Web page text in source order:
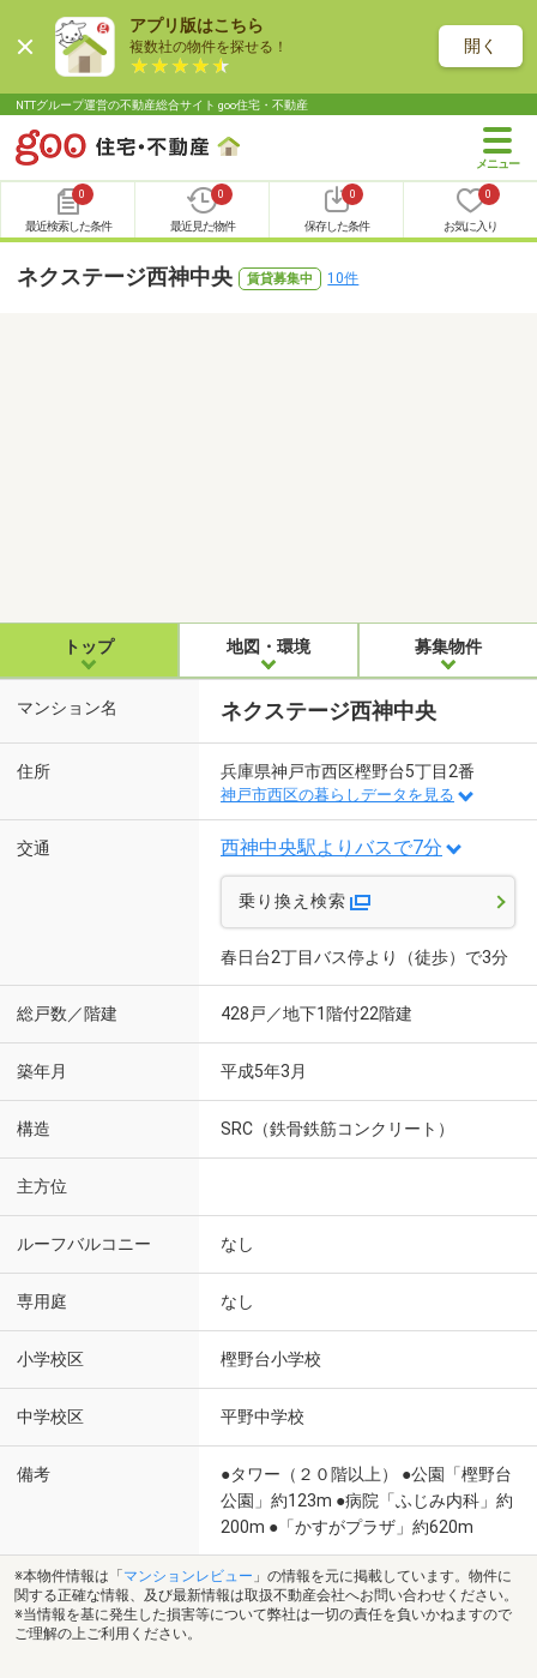
アプリ版はこちら
複数社の物件を探せる！ 開く
NTTグループ運営の不動産総合サイト goo住宅・不動産
0
最近検索した条件
0
最近見た物件
0
保存した条件
0
お気に入り
ネクステージ西神中央 賃貸募集中 10件
トップ 地図・環境 募集物件
マンション名 ネクステージ西神中央
住所 兵庫県神戸市西区樫野台5丁目2番
神戸市西区の暮らしデータを見る
交通 西神中央駅よりバスで7分
乗り換え検索
春日台2丁目バス停より（徒歩）で3分
総戸数／階建 428戸／地下1階付22階建
築年月 平成5年3月
構造 SRC（鉄骨鉄筋コンクリート）
主方位
ルーフバルコニー なし
専用庭 なし
小学校区 樫野台小学校
中学校区 平野中学校
備考
●タワー（２０階以上） ●公園「樫野台
公園」約123m ●病院「ふじみ内科」約
200m ●「かすがプラザ」約620m
※本物件情報は「 マンションレビュー 」の情報を元に掲載しています。物件に
関する正確な情報、及び最新情報は取扱不動産会社へお問い合わせください。
※当情報を基に発生した損害等について弊社は一切の責任を負いかねますので
ご理解の上ご利用ください。